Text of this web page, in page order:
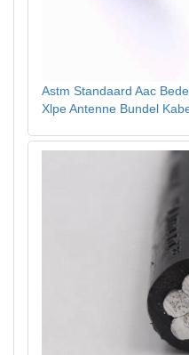
Astm Standaard Aac
Xlpe Antenne Bundel